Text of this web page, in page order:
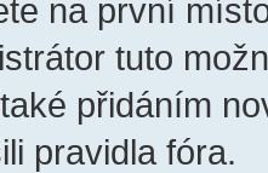
na první
tuto
také přidáním
pravidla fóra.